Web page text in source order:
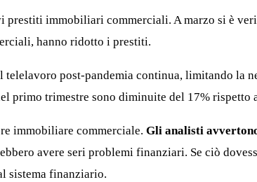
prestiti immobiliari commerciali. A marzo si è
hanno ridotto i prestiti.
post-pandemia continua, limitando la
primo trimestre sono diminuite del 17%
immobiliare commerciale. Gli analisti
avere seri problemi finanziari. Se ciò
sistema finanziario.